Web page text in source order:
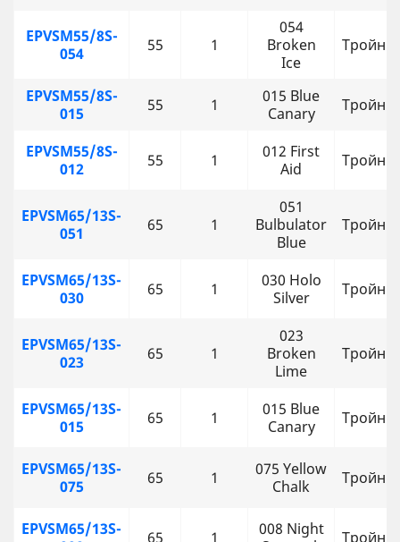
EPVSM55/8S-
054
55 1
054
Broken
Ice
EPVSM55/8S-
015
55 1
015 Blue
Canary
EPVSM55/8S-
012
55 1
012 First
Aid
EPVSM65/13S-
051
65 1
051
Bulbulator
Blue
EPVSM65/13S-
030
65 1
030 Holo
Silver
EPVSM65/13S-
023
65 1
023
Broken
Lime
EPVSM65/13S-
015
65 1
015 Blue
Canary
EPVSM65/13S-
075
65 1
075 Yellow
Chalk
EPVSM65/13S-
65 1
008 Night